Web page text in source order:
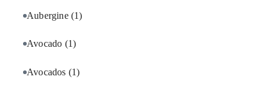
Aubergine (1)
Avocado (1)
Avocados (1)